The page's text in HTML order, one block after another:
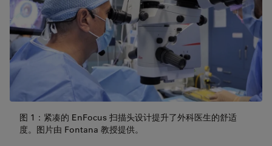
图 1：紧凑的 EnFocus 扫描头设计提升了外科医生的舒适
度。图片由 Fontana 教授提供。